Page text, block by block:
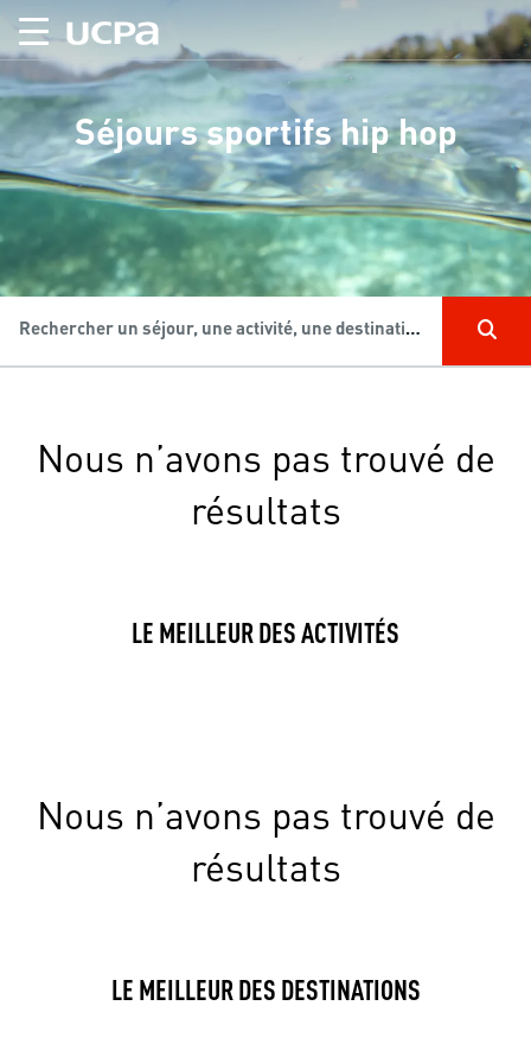
Séjours sportifs hip hop
Rechercher un séjour, une activité, une destination...
Nous n’avons pas trouvé de
résultats
LE MEILLEUR DES ACTIVITÉS
Nous n’avons pas trouvé de
résultats
LE MEILLEUR DES DESTINATIONS